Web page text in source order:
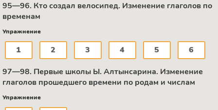
95—96. Кто создал велосипед. Изменение глаголов по
временам
Упражнение
1 2 3 4 5 6
97—98. Первые школы Ы. Алтынсарина. Изменение
глаголов прошедшего времени по родам и числам
Упражнение